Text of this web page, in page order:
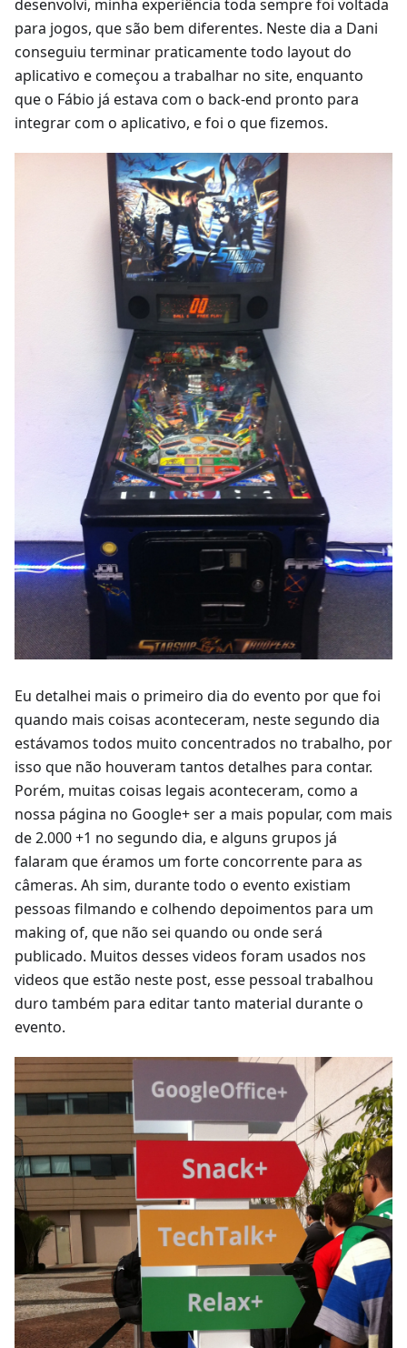
desenvolvi, minha experiência toda sempre foi voltada
para jogos, que são bem diferentes. Neste dia a Dani
conseguiu terminar praticamente todo layout do
aplicativo e começou a trabalhar no site, enquanto
que o Fábio já estava com o back-end pronto para
integrar com o aplicativo, e foi o que fizemos.
Eu detalhei mais o primeiro dia do evento por que foi
quando mais coisas aconteceram, neste segundo dia
estávamos todos muito concentrados no trabalho, por
isso que não houveram tantos detalhes para contar.
Porém, muitas coisas legais aconteceram, como a
nossa página no Google+ ser a mais popular, com mais
de 2.000 +1 no segundo dia, e alguns grupos já
falaram que éramos um forte concorrente para as
câmeras. Ah sim, durante todo o evento existiam
pessoas filmando e colhendo depoimentos para um
making of, que não sei quando ou onde será
publicado. Muitos desses videos foram usados nos
videos que estão neste post, esse pessoal trabalhou
duro também para editar tanto material durante o
evento.